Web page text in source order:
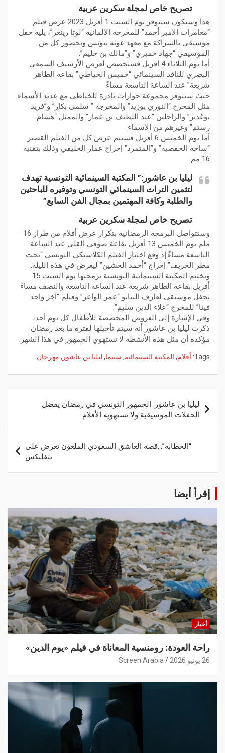
تصريح خاص لمجلة سكرين عربية
هذا وسيكون سيتوفر يوم السبت 1 أفريل 2023 عرض فيلم
“مغامرات الأمير أحمد” للمخرجة الألمانية “لوتا رينغر”، يليه حفل
موسيقي بالشراكة مع معهد غوته بتونس وبحضور كل من
الموسيقي “جهاد خميري” و”مالك بن حليم”.
أما يوم الثلاثاء 4 أفريل فسيخصص لعرض الأرشيف السمعي
البصري للناقد السينمائي “خميس الخياطي” بقاعة الطاهر
شريعة” عند الساعة التاسعة مساءً.
حيث ستتوفر مجموعة حوارات نادرة للخياطي مع عديد الأسماء
مثل المخرج “النوري بوزيد” والمخرجة ” سلمى بكار” و”فريد
بوغدير” والراحلين “عبد اللطيف بن عمار” والممثل “هشام
رستم” وغيرهم من الأسماء.
أما يوم الخميس 6 أفريل فسيتم عرض كل من الفيلم القصير
“ساحة الحفصية” و”المتمرد” إخراج عمار الخليفي وذلك بتقنية
16 مم.
ليليا بن عاشور:” المكتبة السينمائية التونسية تهدف
لتثمين التراث السينمائي التونسي وتوفيره للباحثين
والطلبة وكافة المهتمين بمجال الفن السابع”
تصريح خاص لمجلة سكرين عربية
وستتواصل البرمجة الرمضانية بتكرار عرض أفلام من طراز 16
ملم يوم الخميس 13 أفريل بقاعة صوفي القلي عند الساعة
التاسعة مساءً.إذ وقع اختيار الفيلم الكلاسيكي التونسي “تحت
مطر الخريف” إخراج “أحمد الخشين” ليعرض في هذه الليلة.
وتختتم المكتبة السينمائية التونسية برمجتها يوم السبت 15
أفريل بقاعة الطاهر شريعة عند الساعة التاسعة والنصف مساءً
بحفل موسيقي لعازف البيانو “عمر الواعر” وفيلم “آخر واحد
فينا” للمخرج “علاء الدين سليم”.
وفي الإشارة إلى العروض المخصصة للأطفال كل يوم أحد،
ذكرت ليليا بن عاشور أنه سيتم تأجيلها لفترة ما بعد رمضان
مؤكدة أن مثل هذه الأنشطة لا تستهوي الجمهور في هذا الشهر.
Tags: أفلام, المكتبة السينمائية, سينما, ليليا بن عاشور , مهرجان
ليليا بن عاشور: الجمهور التونسي في رمضان يفضل
الحفلات الموسيقية ولا تستهويه الأفلام
“الخطابة”…قصة العاشق السعودي الملعون تعرض على
نتفليكس
إقرأ أيضا
أخبار
راحة العودة: رومنسية المعاناة في فيلم «يوم الدين»
26 يونيو 2026 Screen Arabia